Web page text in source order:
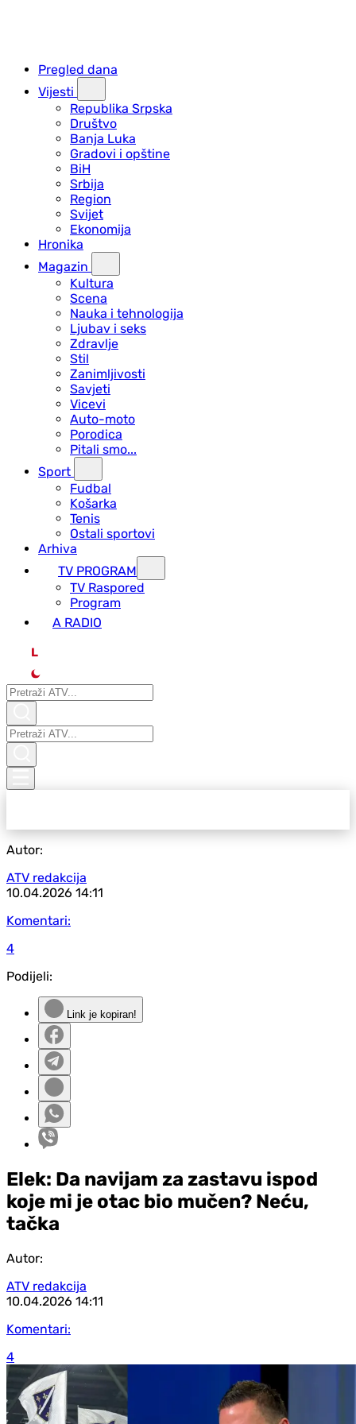
Pregled dana
Vijesti
Republika Srpska
Društvo
Banja Luka
Gradovi i opštine
BiH
Srbija
Region
Svijet
Ekonomija
Hronika
Magazin
Kultura
Scena
Nauka i tehnologija
Ljubav i seks
Zdravlje
Stil
Zanimljivosti
Savjeti
Vicevi
Auto-moto
Porodica
Pitali smo...
Sport
Fudbal
Košarka
Tenis
Ostali sportovi
Arhiva
TV PROGRAM
ТV Raspored
Program
A RADIO
L
Autor:
ATV redakcija
10.04.2026 14:11
Komentari:
4
Podijeli:
Link je kopiran!
Elek: Da navijam za zastavu ispod
koje mi je otac bio mučen? Neću,
tačka
Autor:
ATV redakcija
10.04.2026 14:11
Komentari:
4